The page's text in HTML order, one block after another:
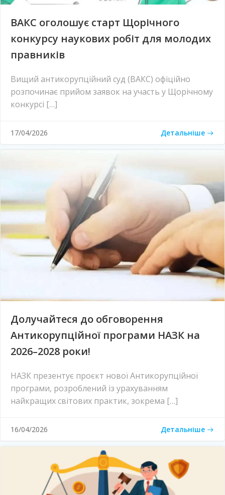
ВАКС оголошує старт Щорічного
конкурсу наукових робіт для молодих
правників
Вищий антикорупційний суд (ВАКС) офіційно
розпочинає прийом заявок на участь у Щорічному
конкурсі […]
17/04/2026 Детальніше
Долучайтеся до обговорення
Антикорупційної програми НАЗК на
2026–2028 роки!
НАЗК презентує проєкт нової Антикорупційної
програми, розроблений із урахуванням
найкращих світових практик, зокрема […]
16/04/2026 Детальніше